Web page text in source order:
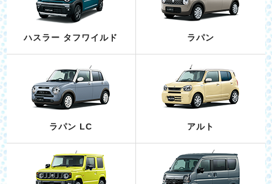
ハスラー タフワイルド ラパン
ラパン LC アルト